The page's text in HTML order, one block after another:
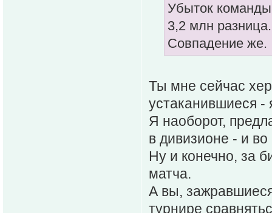
Убыток
3,2 млн
Совпадение же.
Ты мне сейчас
устаканившиеся -
Я наоборот,
в дивизионе - и
Ну и конечно, за
матча.
А вы,
турнире